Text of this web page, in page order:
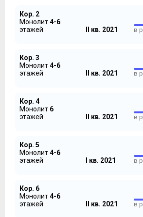
Строительство Комплекса началось
построено здесь будет 43 дома
городок он все же похож:
Первые корпуса, согласно данным из
деклараций, будут сданы в I квартале
Кор. 2
Монолит4-6
этажей
II кв. 2021 в
Кор. 3
Монолит4-6
этажей
II кв. 2021 в
Кор. 4
Монолит 6
этажей
II кв. 2021 в
Кор. 5
Монолит4-6
этажей
I кв. 2021 в
Кор. 6
Монолит4-6
этажей
II кв. 2021 в